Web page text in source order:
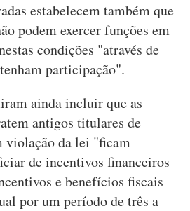
estabelecem também que
podem exercer funções em
condições "através de
participação".
ainda incluir que as
antigos titulares de
violação da lei "ficam
de incentivos financeiros
e benefícios fiscais
por um período de três a